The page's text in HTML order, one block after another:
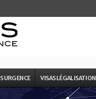
URGENCE VISAS LÉGALISATION